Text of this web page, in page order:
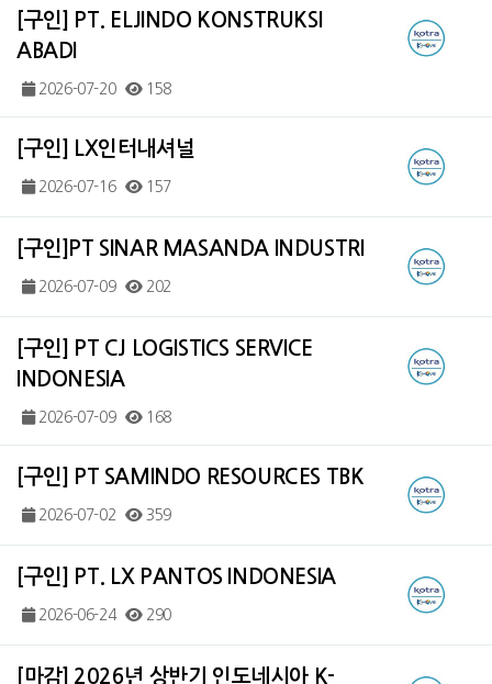
[구인] PT. ELJINDO KONSTRUKSI
ABADI
2026-07-20 158
[구인] LX인터내셔널
2026-07-16 157
[구인]PT SINAR MASANDA INDUSTRI
2026-07-09 202
[구인] PT CJ LOGISTICS SERVICE
INDONESIA
2026-07-09 168
[구인] PT SAMINDO RESOURCES TBK
2026-07-02 359
[구인] PT. LX PANTOS INDONESIA
2026-06-24 290
[마감] 2026년 상반기 인도네시아 K-